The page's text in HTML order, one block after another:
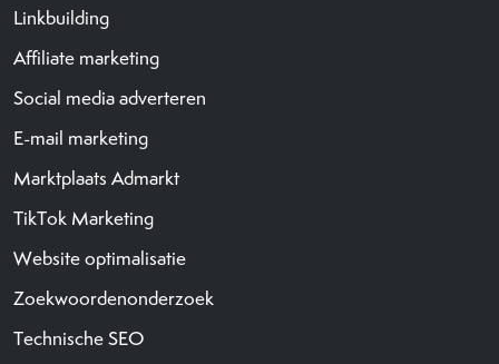
Linkbuilding
Affiliate marketing
Social media adverteren
E-mail marketing
Marktplaats Admarkt
TikTok Marketing
Website optimalisatie
Zoekwoordenonderzoek
Technische SEO